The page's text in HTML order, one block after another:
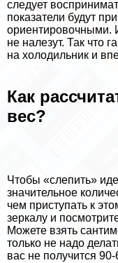
следует
показатели будут
ориентировочными.
не налезут. Так что
на холодильник и
Как
вес?
Чтобы «слепить»
значительное
чем приступать к
зеркалу и
Можете взять
только не надо
вас не получится 90-